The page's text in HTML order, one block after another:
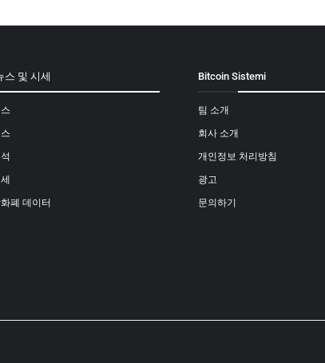
스 및 시세
폐 데이터
Bitcoin Sistemi
팀 소개
회사 소개
개인정보 처리방침
광고
문의하기